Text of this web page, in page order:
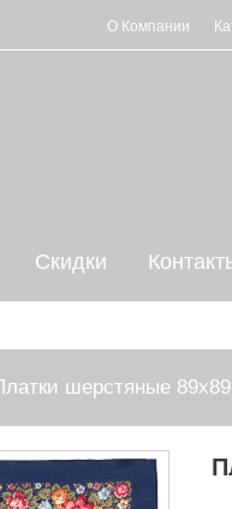
О Компании
Скидки
шерстяные